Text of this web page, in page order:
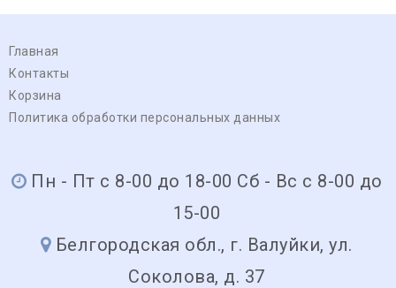
Главная
Контакты
Корзина
Политика обработки персональных данных
Пн - Пт с 8-00 до 18-00 Сб - Вс с 8-00 до
15-00
Белгородская обл., г. Валуйки, ул.
Соколова, д. 37